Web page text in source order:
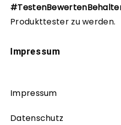
Produkttester zu werden.
Impressum
Impressum
Datenschutz